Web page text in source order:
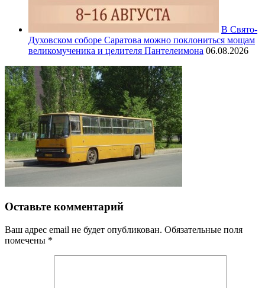
В Свято-
Духовском соборе Саратова можно поклониться мощам
великомученика и целителя Пантелеимона 06.08.2026
Оставьте комментарий
Ваш адрес email не будет опубликован. Обязательные поля
помечены *